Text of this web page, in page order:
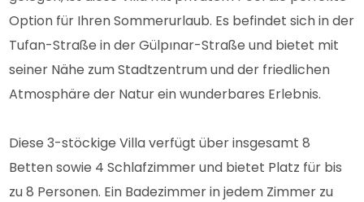
Option für Ihren Sommerurlaub. Es befindet sich in der
Tufan-Straße in der Gülpınar-Straße und bietet mit
seiner Nähe zum Stadtzentrum und der friedlichen
Atmosphäre der Natur ein wunderbares Erlebnis.
Diese 3-stöckige Villa verfügt über insgesamt 8
Betten sowie 4 Schlafzimmer und bietet Platz für bis
zu 8 Personen. Ein Badezimmer in jedem Zimmer zu